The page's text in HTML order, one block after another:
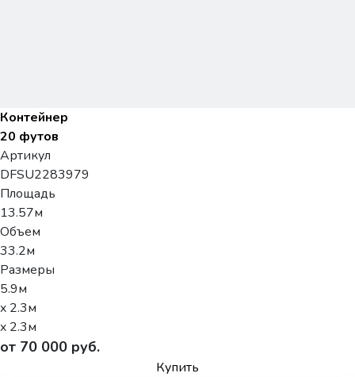
Контейнер
20 футов
Артикул
DFSU2283979
Площадь
13.57м
Объем
33.2м
Размеры
5.9м
x 2.3м
x 2.3м
от 70 000 руб.
Купить